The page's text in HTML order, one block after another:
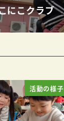
にこクラブ
活動の様子